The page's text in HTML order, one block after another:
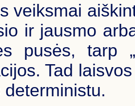
veiksmai
ir jausmo
pusės, tarp
Tad
deterministu.